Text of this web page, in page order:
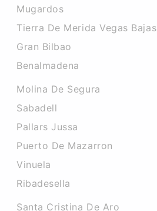
Mugardos
Tierra De Merida Vegas Bajas
Gran Bilbao
Benalmadena
Molina De Segura
Sabadell
Pallars Jussa
Puerto De Mazarron
Vinuela
Ribadesella
Santa Cristina De Aro